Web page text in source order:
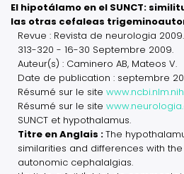
El hipotálamo en el SUNCT:
las otras cefaleas
Revue : Revista de neurologia
313-320 - 16-30 Septembre 2009.
Auteur(s) : Caminero AB, Mateos V.
Date de publication : septembre
Résumé sur le site
Résumé sur le site
SUNCT et hypothalamus.
Titre en Anglais :The
similarities and differences with
autonomic cephalalgias.